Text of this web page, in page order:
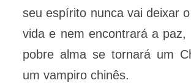
seu espírito nunca vai deixar
vida e nem encontrará a paz,
pobre alma se tornará um
um vampiro chinês.